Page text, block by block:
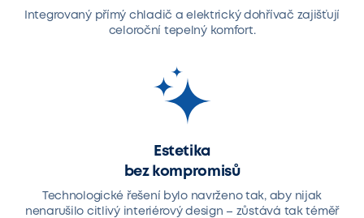
Integrovaný přímý chladič a elektrický dohřívač zajišťují
celoroční tepelný komfort.
Estetika
bez kompromisů
Technologické řešení bylo navrženo tak, aby nijak
nenarušilo citlivý interiérový design – zůstává tak téměř